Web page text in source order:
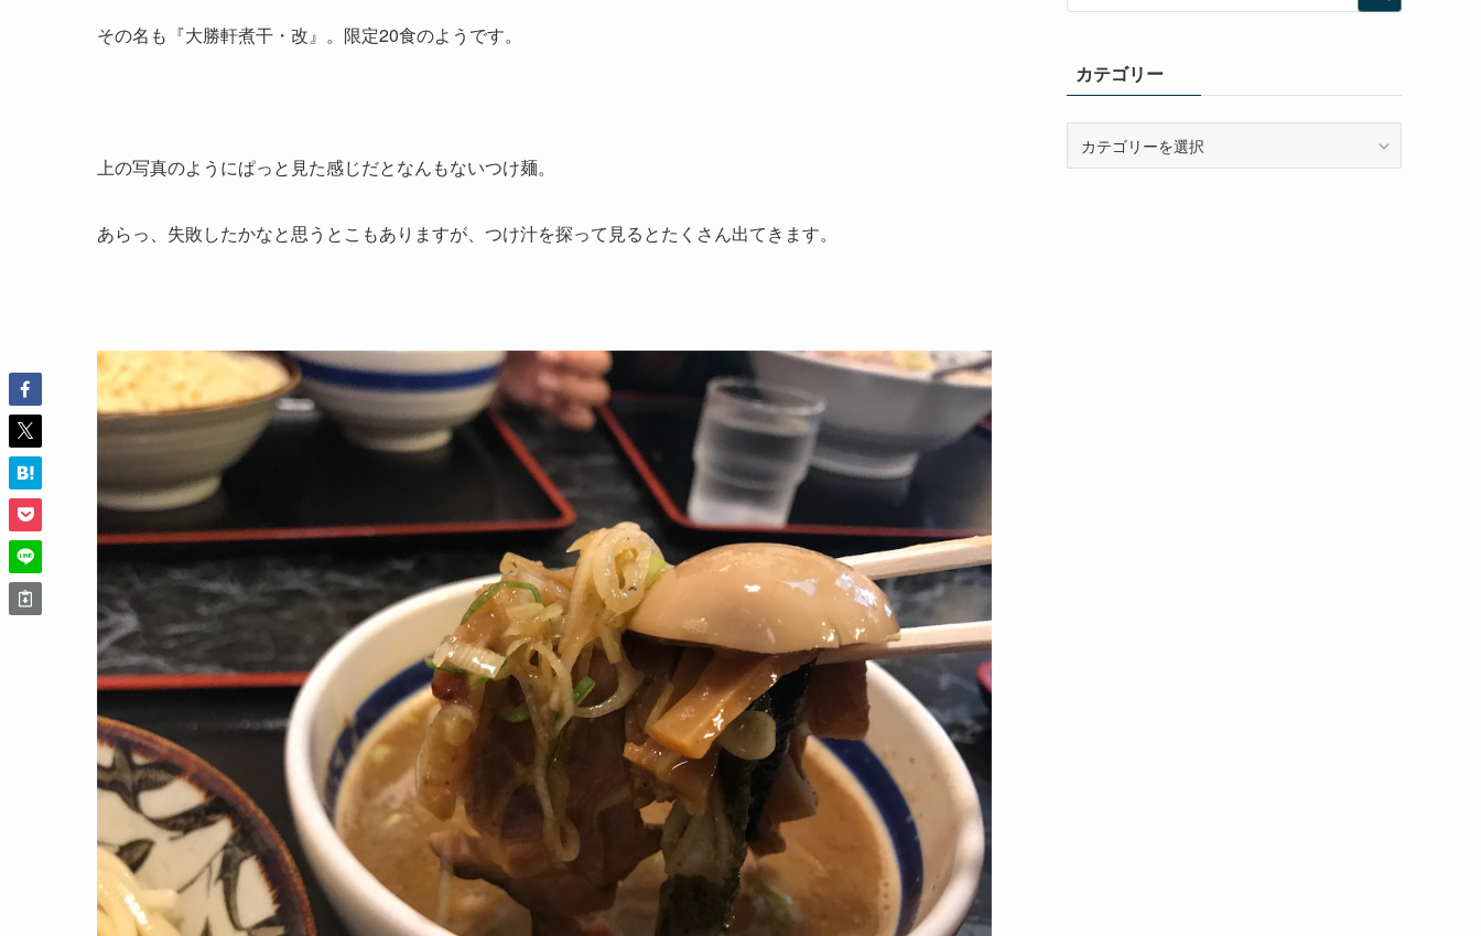
その名も『大勝軒煮干・改』。限定20食のようです。
上の写真のようにぱっと見た感じだとなんもないつけ麺。
あらっ、失敗したかなと思うとこもありますが、つけ汁を探って見るとたくさん出てきます。
カテゴリー